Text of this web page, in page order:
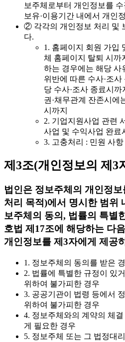
보주체로부터 개인정보를
보유·이용기간 내에서 개인
② 각각의 개인정보 처리 및
다.
1. 홈페이지 회원 가입
체 홈페이지 탈퇴 시까
하는 경우에는 해당 사
위반에 따른 수사·조
당 수사·조사 종료시
권·채무관계 잔존시에
시까지
2. 기업지원사업 관련
사업 및 수익사업 완료
3. 고충처리 : 민원 사
제3조(개인정보의 제3
법인은 정보주체의 개인정
처리 목적)에서 명시한 범위
보주체의 동의, 법률의 특별
호법 제17조에 해당하는 다
개인정보를 제3자에게 제공
1. 정보주체의 동의를 받은
2. 법률에 특별한 규정이 있
위하여 불가피한 경우
3. 공공기관이 법령 등에서
위하여 불가피한 경우
4. 정보주체와의 계약의 체
게 필요한 경우
5. 정보주체 또는 그 법정대